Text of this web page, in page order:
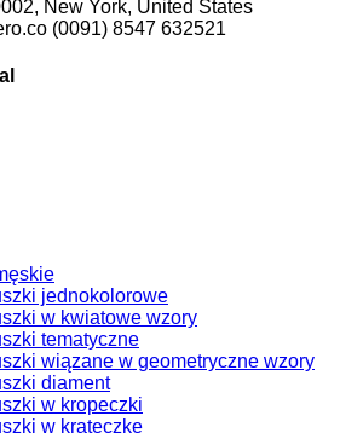
New York, United States
(0091) 8547 632521
jednokolorowe
w kwiatowe wzory
tematyczne
wiązane w geometryczne wzory
diament
w kropeczki
w krateczkę